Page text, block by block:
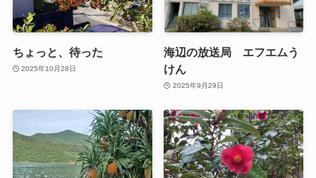
ちょっと、待った
2025年10月28日
海辺の放送局 エフエムう
けん
2025年9月29日